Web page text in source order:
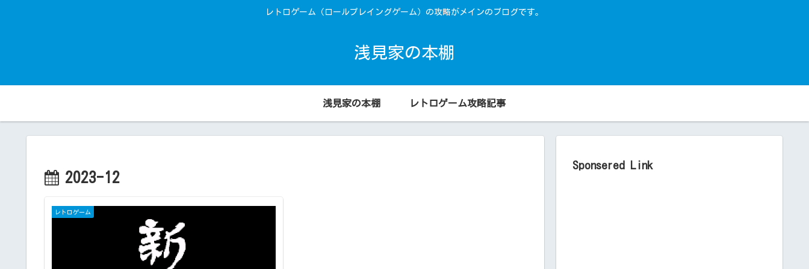
レトロゲーム（ロールプレイングゲーム）の攻略がメインのブログです。
浅見家の本棚
浅見家の本棚 レトロゲーム攻略記事
2023-12
レトロゲーム
Sponsered Link